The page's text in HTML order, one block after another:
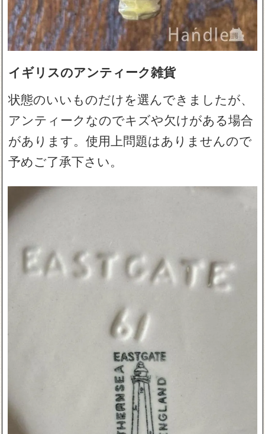
イギリスのアンティーク雑貨
状態のいいものだけを選んできましたが、
アンティークなのでキズや欠けがある場合
があります。使用上問題はありませんので
予めご了承下さい。